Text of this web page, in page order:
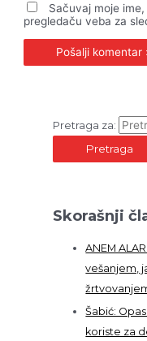
Sačuvaj moje
pregledaču veba za
Pretraga za:
Skorašnji
ANEM
vešanjem,
Šabić:
koriste za